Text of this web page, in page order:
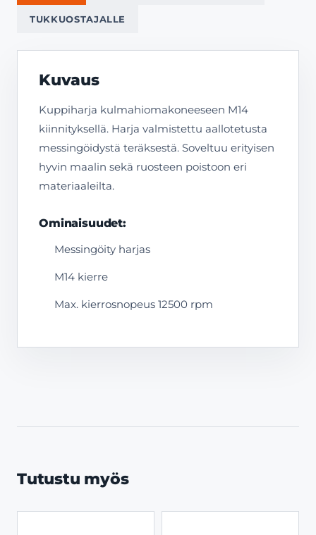
TUKKUOSTAJALLE
Kuvaus
Kuppiharja kulmahiomakoneeseen M14
kiinnityksellä. Harja valmistettu aallotetusta
messingöidystä teräksestä. Soveltuu erityisen
hyvin maalin sekä ruosteen poistoon eri
materiaaleilta.
Ominaisuudet:
Messingöity harjas
M14 kierre
Max. kierrosnopeus 12500 rpm
Tutustu myös